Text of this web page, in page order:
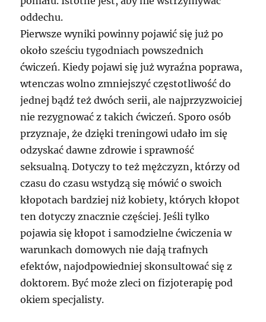
oddechu.
Pierwsze wyniki powinny pojawić się już po
około sześciu tygodniach powszednich
ćwiczeń. Kiedy pojawi się już wyraźna poprawa,
wtenczas wolno zmniejszyć częstotliwość do
jednej bądź też dwóch serii, ale najprzyzwoiciej
nie rezygnować z takich ćwiczeń. Sporo osób
przyznaje, że dzięki treningowi udało im się
odzyskać dawne zdrowie i sprawność
seksualną. Dotyczy to też mężczyzn, którzy od
czasu do czasu wstydzą się mówić o swoich
kłopotach bardziej niż kobiety, których kłopot
ten dotyczy znacznie częściej. Jeśli tylko
pojawia się kłopot i samodzielne ćwiczenia w
warunkach domowych nie dają trafnych
efektów, najodpowiedniej skonsultować się z
doktorem. Być może zleci on fizjoterapię pod
okiem specjalisty.